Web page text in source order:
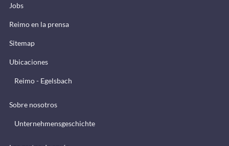
Jobs
Reimo en la prensa
Sitemap
Ubicaciones
Reimo - Egelsbach
Sobre nosotros
Unternehmensgeschichte